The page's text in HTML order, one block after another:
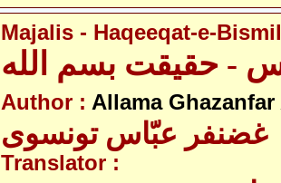
Majalis - Haqeeqat-e-
Author : Allama
غضنفر عبّاس تونسوی
Translator :